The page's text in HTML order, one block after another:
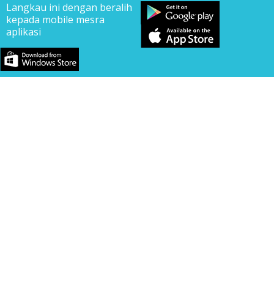
Langkau ini dengan beralih
kepada mobile mesra
aplikasi